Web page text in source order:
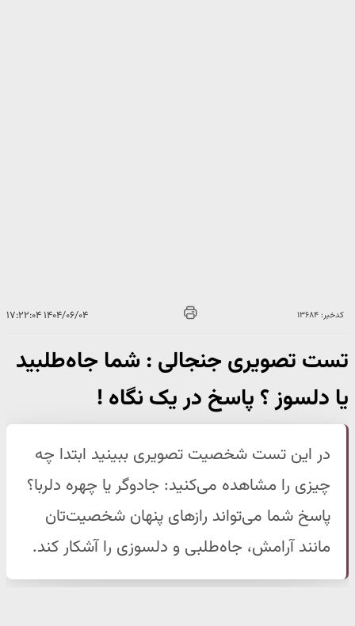
کدخبر: ۱۳۶۸۴ ۱۴۰۴/۰۶/۰۴ ۱۷:۲۲:۰۴
تست تصویری جنجالی : شما جاه‌طلبید
یا دلسوز ؟ پاسخ در یک نگاه !
در این تست شخصیت تصویری ببینید ابتدا چه
چیزی را مشاهده می‌کنید: جادوگر یا چهره دلربا؟
پاسخ شما می‌تواند رازهای پنهان شخصیت‌تان
مانند آرامش، جاه‌طلبی و دلسوزی را آشکار کند.